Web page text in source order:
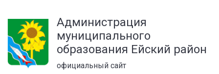
Администрация
муниципального
образования Ейский район
официальный сайт